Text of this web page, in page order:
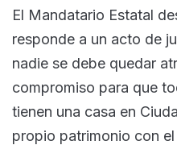
El Mandatario Estatal
responde a un acto de
nadie se debe quedar
compromiso para que
tienen una casa en
propio patrimonio con